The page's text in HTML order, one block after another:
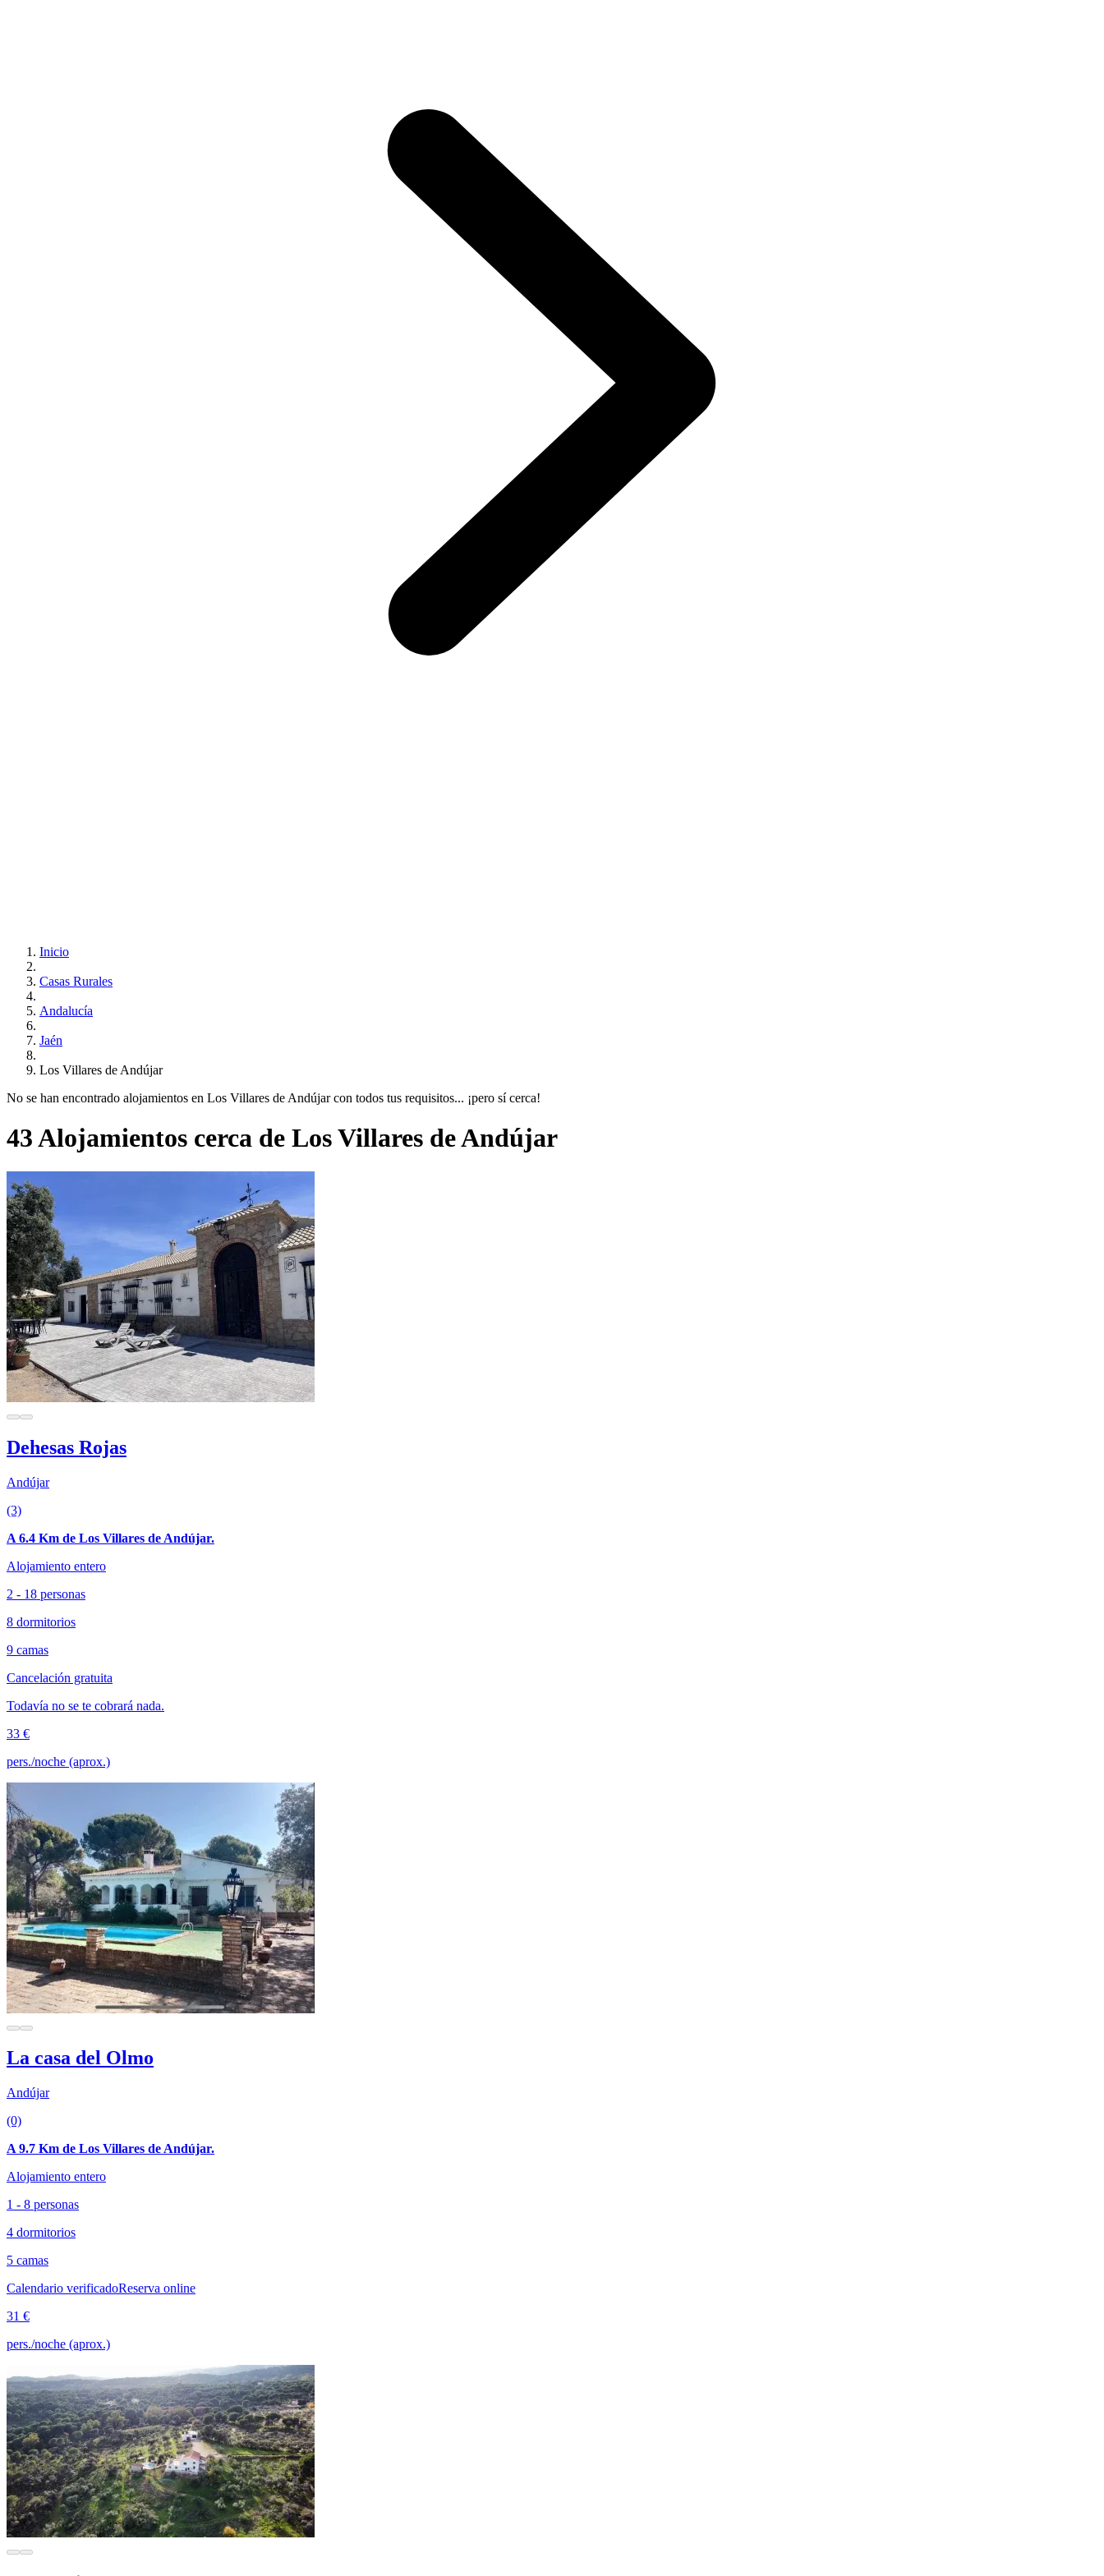
Inicio
Casas Rurales
Andalucía
Jaén
Los Villares de Andújar
No se han encontrado alojamientos en Los Villares de Andújar con todos tus requisitos... ¡pero sí cerca!
43 Alojamientos cerca de Los Villares de Andújar
Dehesas Rojas
Andújar
(3)
A 6.4 Km de Los Villares de Andújar.
Alojamiento entero
2 - 18 personas
8 dormitorios
9 camas
Cancelación gratuita
Todavía no se te cobrará nada.
33 €
pers./noche (aprox.)
La casa del Olmo
Andújar
(0)
A 9.7 Km de Los Villares de Andújar.
Alojamiento entero
1 - 8 personas
4 dormitorios
5 camas
Calendario verificadoReserva online
31 €
pers./noche (aprox.)